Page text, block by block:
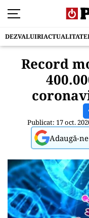
DEZVALUIRIACTUALITATE
Record
Publicat: 17 oct.
Adaugă-